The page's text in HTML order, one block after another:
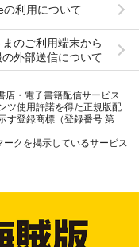
の利用について
まのご利用端末から
外部送信について
店・電子書籍配信サービス
ツ使用許諾を得た正規版配
す登録商標（登録番号 第
クを掲示しているサービス